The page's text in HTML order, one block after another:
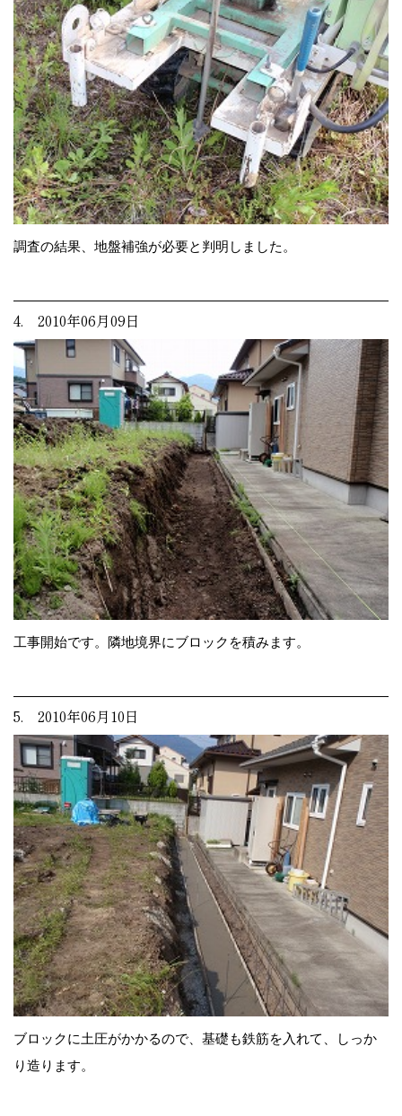
調査の結果、地盤補強が必要と判明しました。
4. 2010年06月09日
工事開始です。隣地境界にブロックを積みます。
5. 2010年06月10日
ブロックに土圧がかかるので、基礎も鉄筋を入れて、しっか
り造ります。